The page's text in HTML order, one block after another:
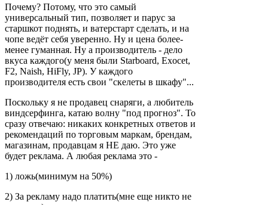
Почему? Потому, что это самый
универсальный тип, позволяет и парус за
старшкот поднять, и ватерстарт сделать, и на
чопе ведёт себя уверенно. Ну и цена более-
менее гуманная. Ну а производитель - дело
вкуса каждого(у меня были Starboard, Exocet,
F2, Naish, HiFly, JP). У каждого
производителя есть свои "скелеты в шкафу"...
Поскольку я не продавец снаряги, а любитель
виндсерфинга, катаю волну "под прогноз". То
сразу отвечаю: никаких конкретных ответов и
рекомендаций по торговым маркам, брендам,
магазинам, продавцам я НЕ даю. Это уже
будет реклама. А любая реклама это -
1) ложь(минимум на 50%)
2) За рекламу надо платить(мне еще никто не